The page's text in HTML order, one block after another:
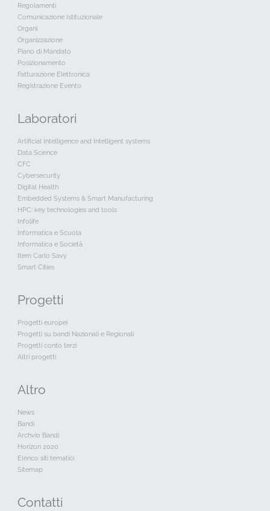
Regolamenti
Comunicazione Istituzionale
Organi
Organizzazione
Piano di Mandato
Posizionamento
Fatturazione Elettronica
Registrazione Evento
Laboratori
Artificial Intelligence and Intelligent systems
Data Science
CFC
Cybersecurity
Digital Health
Embedded Systems & Smart Manufacturing
HPC: key technologies and tools
Infolife
Informatica e Scuola
Informatica e Società
Item Carlo Savy
Smart Cities
Progetti
Progetti europei
Progetti su bandi Nazionali e Regionali
Progetti conto terzi
Altri progetti
Altro
News
Bandi
Archvio Bandi
Horizon 2020
Elenco siti tematici
Sitemap
Contatti